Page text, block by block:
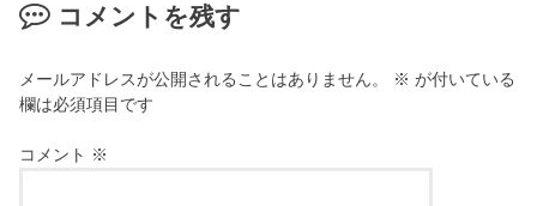
コメントを残す
メールアドレスが公開されることはありません。 ※ が付いている
欄は必須項目です
コメント ※